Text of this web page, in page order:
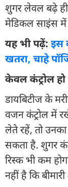
शुगर लेवल बढ़े ही
मेडिकल साइंस में
यह भी पढ़ें: इस
खतरा, चाहे
केवल कंट्रोल
डायबिटीज के
वजन कंट्रोल में
लेते रहें, तो
सकता है. शुगर
रिस्क भी कम
नहीं है कि